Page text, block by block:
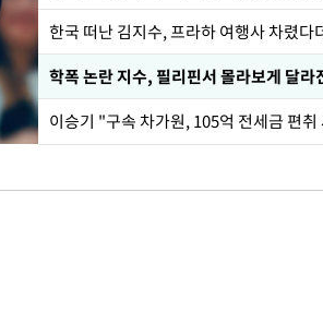
한국 떠난 김지수, 프라하 여행사 차렸
학폭 논란 지수, 필리핀서 몰라보게 달라
이승기 "구속 차가원, 105억 전세금 편취